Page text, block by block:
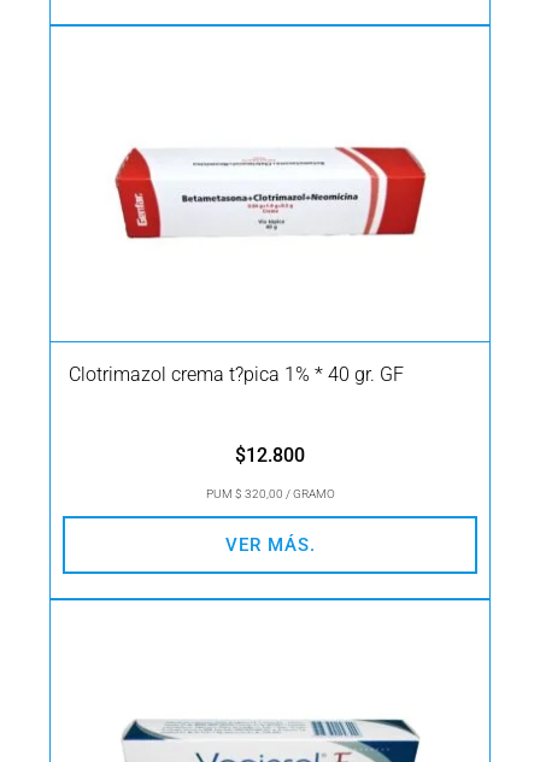
Clotrimazol crema t?pica 1% * 40 gr. GF
$12.800
PUM $ 320,00 / GRAMO
VER MÁS.